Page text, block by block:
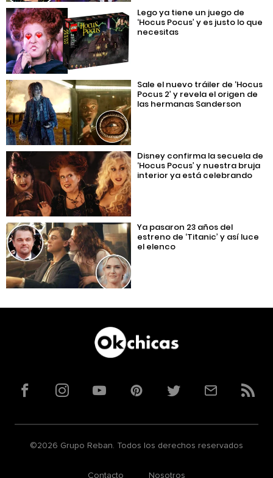
Lego ya tiene un juego de
‘Hocus Pocus’ y es justo lo que
necesitas
Sale el nuevo tráiler de ‘Hocus
Pocus 2’ y revela el origen de
las hermanas Sanderson
Disney confirma la secuela de
‘Hocus Pocus’ y nuestra bruja
interior ya está celebrando
Ya pasaron 23 años del
estreno de ‘Titanic’ y así luce
el elenco
FacebookInstagramYouTubePinterestTwitterCorreoRSS
©2026 Grupo Reban. Todos los derechos reservados
Contacto Nosotros